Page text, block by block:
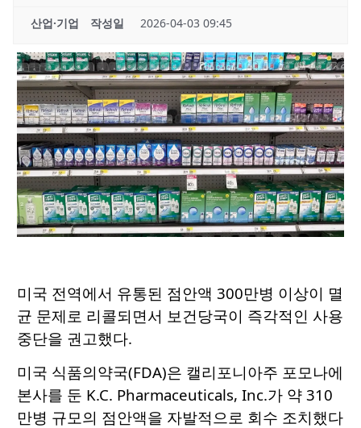
산업·기업 작성일 2026-04-03 09:45
미국 전역에서 유통된 점안액 300만병 이상이 멸
균 문제로 리콜되면서 보건당국이 즉각적인 사용
중단을 권고했다.
미국 식품의약국(FDA)은 캘리포니아주 포모나에
본사를 둔 K.C. Pharmaceuticals, Inc.가 약 310
만병 규모의 점안액을 자발적으로 회수 조치했다